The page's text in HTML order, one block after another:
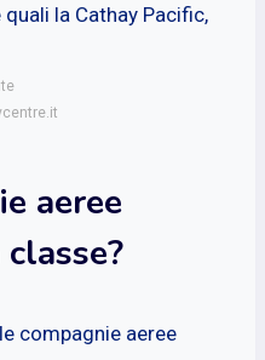
la Cathay Pacific,
aeree
compagnie aeree